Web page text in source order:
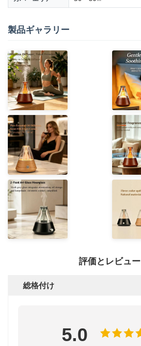
製品ギャラリー
評価とレビュー
総格付け
5.0